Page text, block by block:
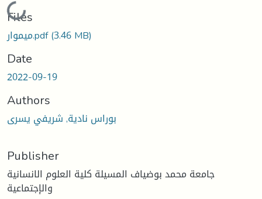
Loading...
Files
ميموار.pdf(3.46 MB)
Date
2022-09-19
Authors
بوراس نادية, شريفي يسرى
Publisher
جامعة محمد بوضياف المسيلة كلية العلوم الانسانية
والإجتماعية